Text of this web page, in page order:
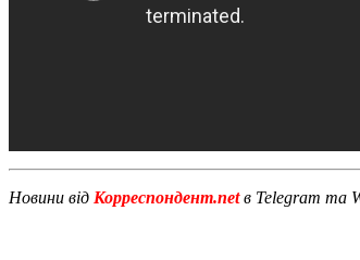
Новини від Корреспондент.netв Telegram та